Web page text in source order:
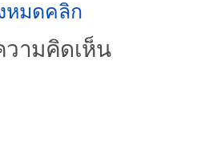
หมดคลิก
วามคิดเห็น